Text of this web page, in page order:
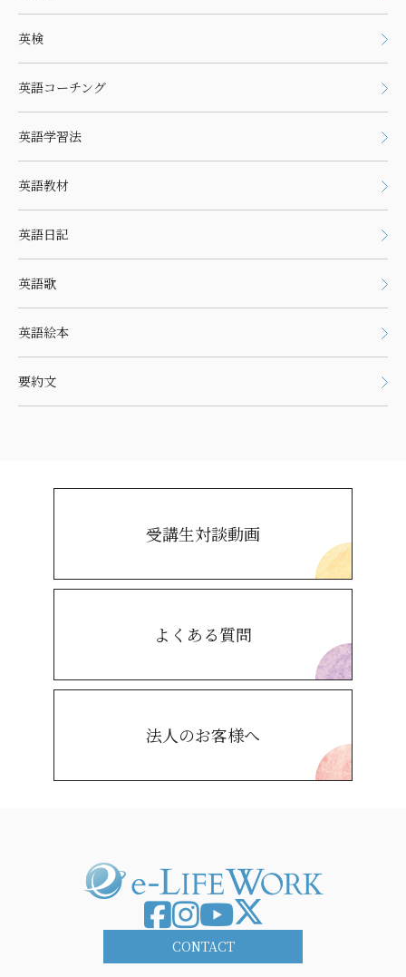
英検
英語コーチング
英語学習法
英語教材
英語日記
英語歌
英語絵本
要約文
受講生対談動画
よくある質問
法人のお客様へ
CONTACT